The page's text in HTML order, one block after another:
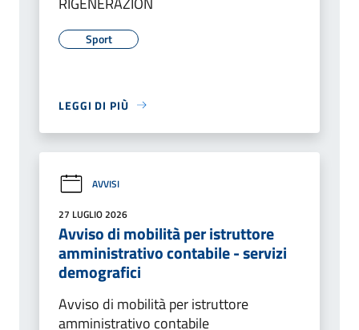
Sport
LEGGI DI PIÙ
AVVISI
27 LUGLIO 2026
Avviso di mobilità per istruttore
amministrativo contabile - servizi
demografici
Avviso di mobilità per istruttore
amministrativo contabile